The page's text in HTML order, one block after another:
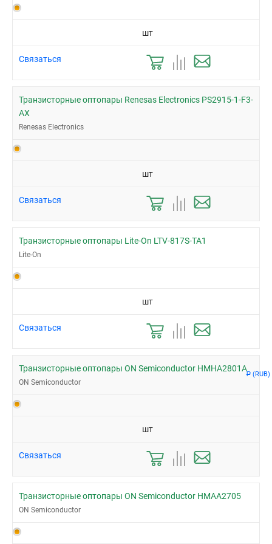
Р (RUB)
шт
Связаться
Транзисторные оптопары Renesas Electronics PS2915-1-F3-
AX
Renesas Electronics
шт
Связаться
Транзисторные оптопары Lite-On LTV-817S-TA1
Lite-On
шт
Связаться
Транзисторные оптопары ON Semiconductor HMHA2801A
ON Semiconductor
шт
Связаться
Транзисторные оптопары ON Semiconductor HMAA2705
ON Semiconductor